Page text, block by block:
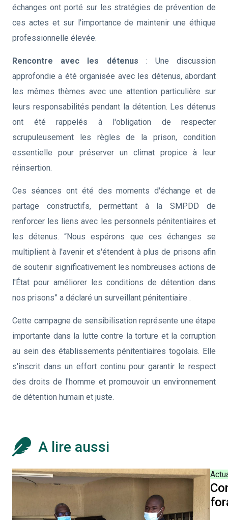
échanges ont porté sur les stratégies de prévention de
ces actes et sur l'importance de maintenir une éthique
professionnelle élevée.
Rencontre avec les détenus : Une discussion
approfondie a été organisée avec les détenus, abordant
les mêmes thèmes avec une attention particulière sur
leurs responsabilités pendant la détention. Les détenus
ont été rappelés à l'obligation de respecter
scrupuleusement les règles de la prison, condition
essentielle pour préserver un climat propice à leur
réinsertion.
Ces séances ont été des moments d'échange et de
partage constructifs, permettant à la SMPDD de
renforcer les liens avec les personnels pénitentiaires et
les détenus. “Nous espérons que ces échanges se
multiplient à l'avenir et s'étendent à plus de prisons afin
de soutenir significativement les nombreuses actions de
l'État pour améliorer les conditions de détention dans
nos prisons” a déclaré un surveillant pénitentiaire .
Cette campagne de sensibilisation représente une étape
importante dans la lutte contre la torture et la corruption
au sein des établissements pénitentiaires togolais. Elle
s'inscrit dans un effort continu pour garantir le respect
des droits de l'homme et promouvoir un environnement
de détention humain et juste.
A lire aussi